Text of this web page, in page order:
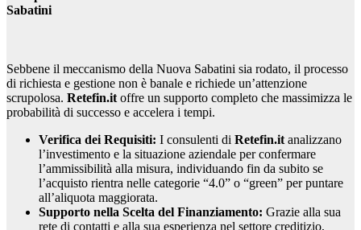
Sabatini
Sebbene il meccanismo della Nuova Sabatini sia rodato, il processo
di richiesta e gestione non è banale e richiede un’attenzione
scrupolosa. Retefin.it offre un supporto completo che massimizza le
probabilità di successo e accelera i tempi.
Verifica dei Requisiti: I consulenti di Retefin.it analizzano
l’investimento e la situazione aziendale per confermare
l’ammissibilità alla misura, individuando fin da subito se
l’acquisto rientra nelle categorie “4.0” o “green” per puntare
all’aliquota maggiorata.
Supporto nella Scelta del Finanziamento: Grazie alla sua
rete di contatti e alla sua esperienza nel settore creditizio,